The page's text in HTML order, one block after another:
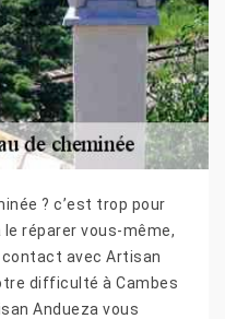
? c’est trop pour
réparer vous-même,
avec Artisan
difficulté à Cambes
Andueza vous